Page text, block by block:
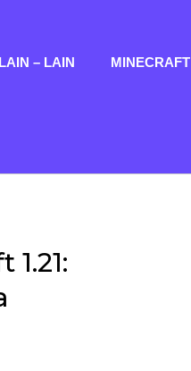
LAIN – LAIN MINECRAFT